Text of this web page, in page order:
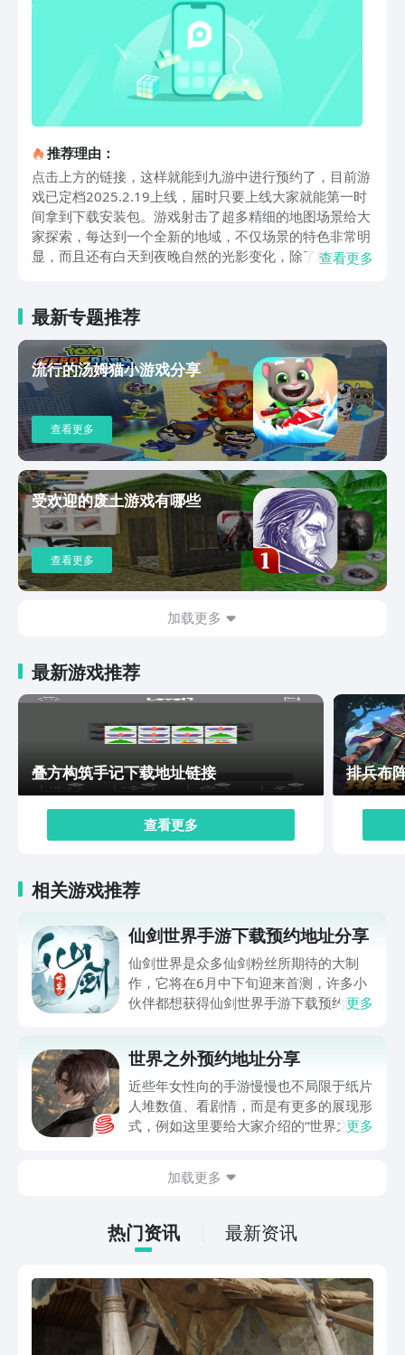
推荐理由：
点击上方的链接，这样就能到九游中进行预约了，目前游
戏已定档2025.2.19上线，届时只要上线大家就能第一时
间拿到下载安装包。游戏射击了超多精细的地图场景给大
家探索，每达到一个全新的地域，不仅场景的特色非常明
显，而且还有白天到夜晚自然的光影变化，除了精细外地
惊喜感。除了探索外，剧情方面该作也非常注重细节，地
图上面会有各种散落的书本、笔记等，内容从任务提示到
背景介绍都有，既能增加大家对世界观的了解也能满足收
集喜好，而且在进行一些剧情演出时，还会配合着场景而
发生改变，比方说序章中结尾对话完刚好就迎来了日出，
仿佛就是在提醒大家要打点行装出发了，这些细节之处，
相信能让每一个过剧情的小伙伴更加沉浸其中。本作中还
设计了特别的御灵玩法，这种能力能让大家驾驭万物，比
方说战斗的时候可以安排收服的精怪协助战斗，甚至在副
本中还能附身在大型的boss身上，和敌人展开一场世纪大
战。仙剑世界预约地址已经分享在上方了，本作拥有独特
的仙侠风格和精美的视觉效果，再加上特别的玩法，相信
无论是追求冒险刺激还是沉浸于美丽风景的小伙伴，都能
在这个世界中得到满足。
查看更多
最新专题推荐
流行的汤姆猫小游戏分享
查看更多
受欢迎的废土游戏有哪些
查看更多
加载更多
最新游戏推荐
叠方构筑手记下载地址链接
查看更多
排兵布
相关游戏推荐
仙剑世界手游下载预约地址分享
仙剑世界是众多仙剑粉丝所期待的大制
作，它将在6月中下旬迎来首测，许多小
伙伴都想获得仙剑世界手游下载预约的地
能更多的印象还停留在单机游戏上。本期
就来简单给大家聊一聊这款仙剑世界怎么
下载，并简单介绍一下它。
更多
世界之外预约地址分享
近些年女性向的手游慢慢也不局限于纸片
人堆数值、看剧情，而是有更多的展现形
式，例如这里要给大家介绍的“世界之
大家带来世界之外预约地址分享，喜欢这
来看看吧！
更多
加载更多
热门资讯 最新资讯